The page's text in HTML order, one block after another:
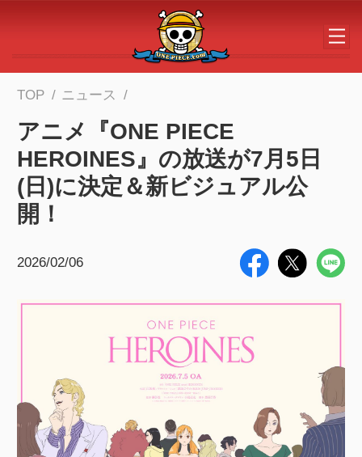
メインコンテンツへスキップする
TOP ニュース
アニメ『ONE PIECE
HEROINES』の放送が7月5日
(日)に決定＆新ビジュアル公
開！
2026/02/06